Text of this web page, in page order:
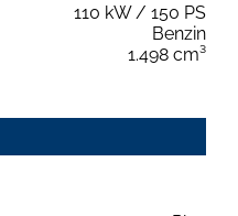
110 kW / 150 PS
Benzin
1.498 cm³